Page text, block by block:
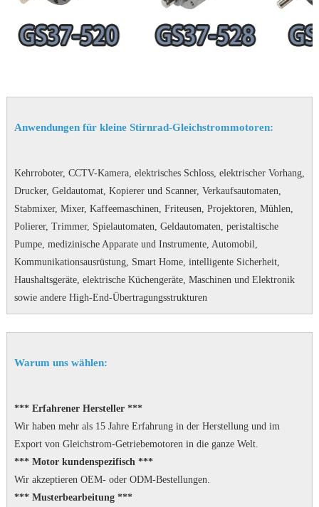
Anwendungen für kleine Stirnrad-Gleichstrommotoren:
Kehrroboter, CCTV-Kamera, elektrisches Schloss, elektrischer Vorhang,
Drucker, Geldautomat, Kopierer und Scanner, Verkaufsautomaten,
Stabmixer, Mixer, Kaffeemaschinen, Friteusen, Projektoren, Mühlen,
Polierer, Trimmer, Spielautomaten, Geldautomaten, peristaltische
Pumpe, medizinische Apparate und Instrumente, Automobil,
Kommunikationsausrüstung, Smart Home, intelligente Sicherheit,
Haushaltsgeräte, elektrische Küchengeräte, Maschinen und Elektronik
sowie andere High-End-Übertragungsstrukturen
Warum uns wählen:
*** Erfahrener Hersteller ***
Wir haben mehr als 15 Jahre Erfahrung in der Herstellung und im
Export von Gleichstrom-Getriebemotoren in die ganze Welt.
*** Motor kundenspezifisch ***
Wir akzeptieren OEM- oder ODM-Bestellungen.
*** Musterbearbeitung ***